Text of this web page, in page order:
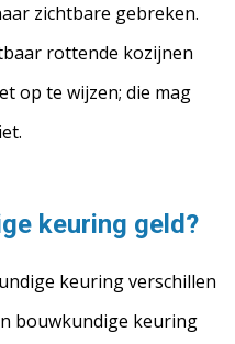
zichtbare gebreken.
rottende kozijnen
op te wijzen; die mag
keuring geld?
keuring verschillen
bouwkundige keuring